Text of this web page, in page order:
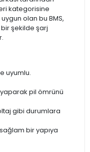
kategorisine
olan bu BMS,
şekilde şarj
uyumlu.
pil ömrünü
gibi durumlara
bir yapıya